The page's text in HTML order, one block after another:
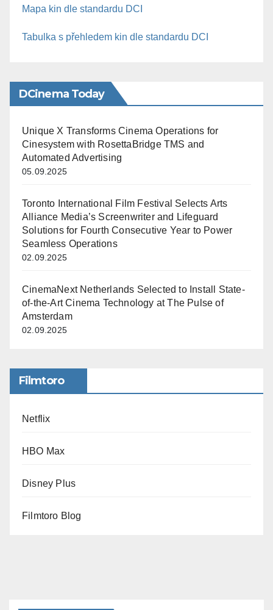
Mapa kin dle standardu DCI
Tabulka s přehledem kin dle standardu DCI
DCinema Today
Unique X Transforms Cinema Operations for
Cinesystem with RosettaBridge TMS and
Automated Advertising
05.09.2025
Toronto International Film Festival Selects Arts
Alliance Media’s Screenwriter and Lifeguard
Solutions for Fourth Consecutive Year to Power
Seamless Operations
02.09.2025
CinemaNext Netherlands Selected to Install State-
of-the-Art Cinema Technology at The Pulse of
Amsterdam
02.09.2025
Filmtoro
Netflix
HBO Max
Disney Plus
Filmtoro Blog